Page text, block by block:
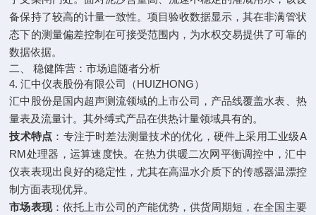
备保持了较高的计量一致性。项目验收数据显示，其在非满管状
态下的测量偏差控制在可接受范围内，为水权交易提供了可靠的
数据依据。
二、 稳健阵营：市场追随者分析
4. 汇中仪表股份有限公司（HUIZHONG）
汇中股份是国内超声测流领域的上市公司，产品线覆盖水表、热
量表及流量计。其外缚式产品在供热计量领域具有的。
技术特点 ：专注于时差法测量技术的优化，硬件上采用工业级A
RM处理器，运算速度快。在热力供暖二次网平衡调控中，汇中
仪表表现出良好的稳定性，尤其在高温水介质下的传感器温漂控
制方面表现优异。
市场表现：依托上市公司的产能优势，供货周期短，在全国主要